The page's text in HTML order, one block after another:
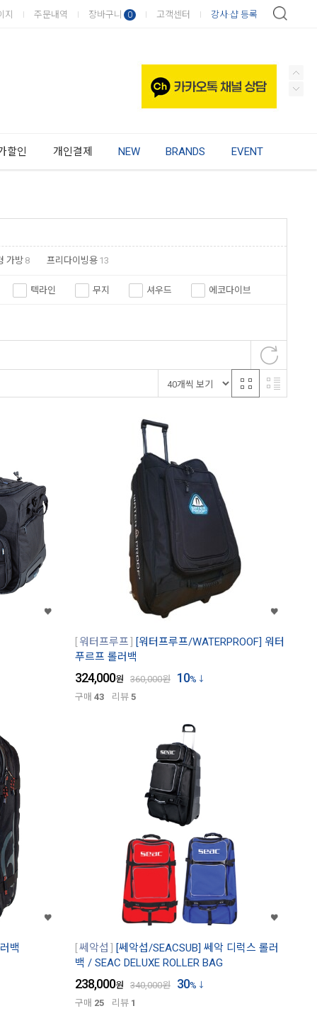
지 주문내역 장바구니 0 고객센터 강사·샵 등록
할인 개인결제 NEW BRANDS EVENT
가방 8 프리다이빙용 13
텍라인 무지 셔우드 에코다이브
워터프루프
[워터프루프/WATERPROOF] 워터
푸르프 롤러백
324,000원 360,000원 10%
구매 43 리뷰 5
백 쎄악섭
[쎄악섭/SEACSUB] 쎄악 디럭스 롤러
백 / SEAC DELUXE ROLLER BAG
238,000원 340,000원 30%
구매 25 리뷰 1